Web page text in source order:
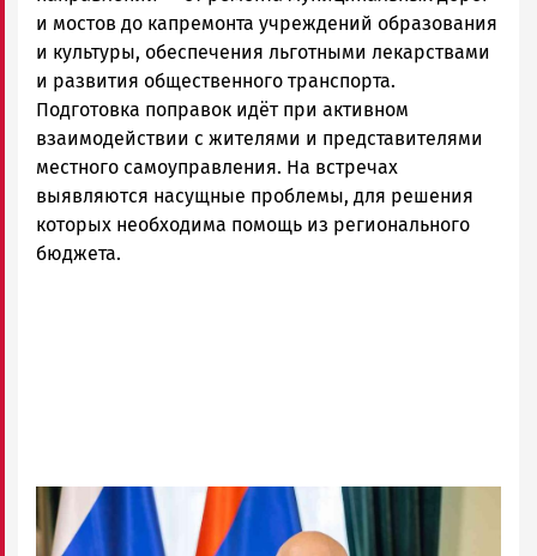
и мостов до капремонта учреждений образования
и культуры, обеспечения льготными лекарствами
и развития общественного транспорта.
Подготовка поправок идёт при активном
взаимодействии с жителями и представителями
местного самоуправления. На встречах
выявляются насущные проблемы, для решения
которых необходима помощь из регионального
бюджета.